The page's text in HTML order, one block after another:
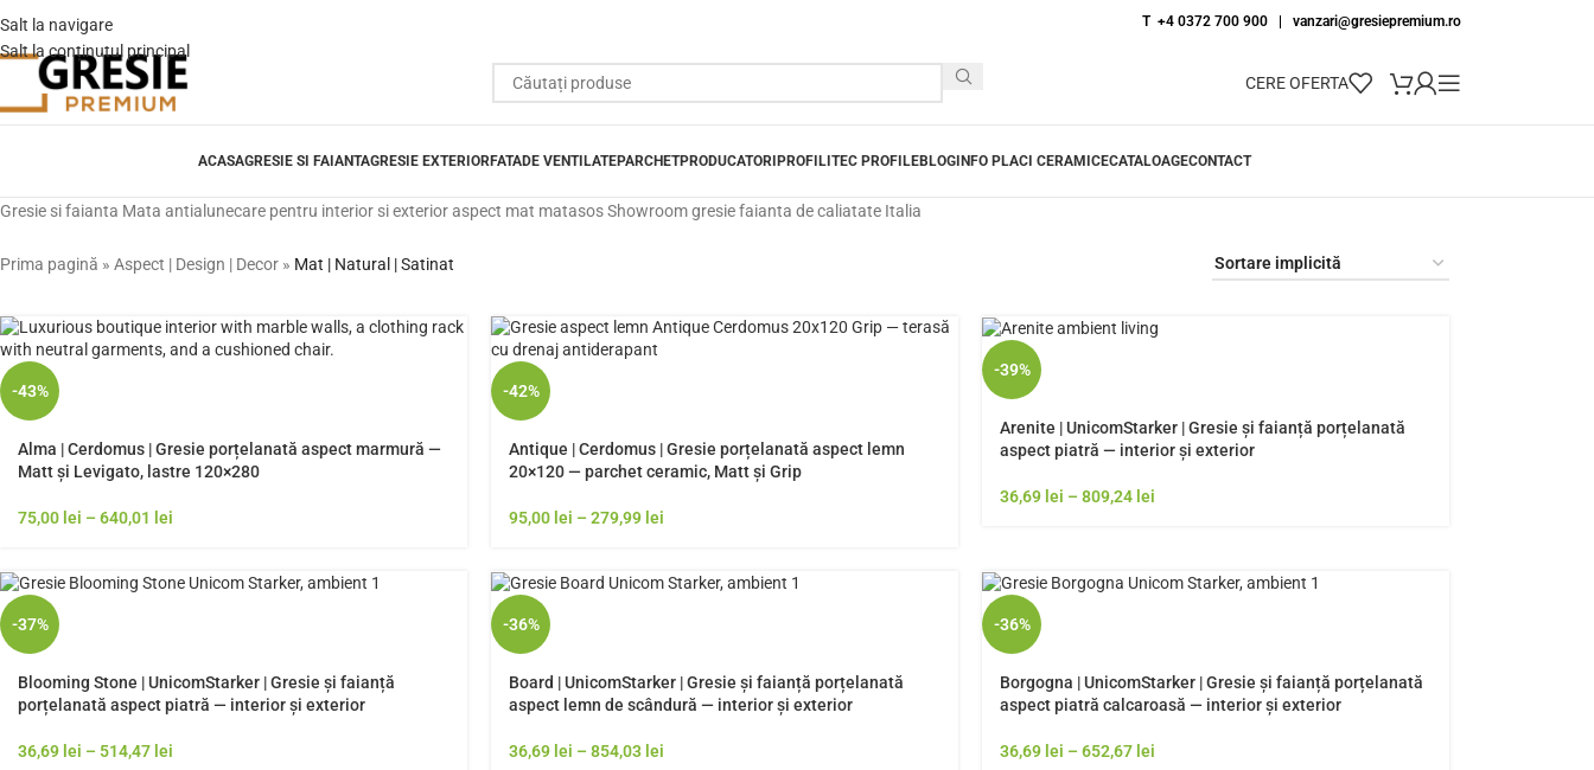
Salt la navigare
Salt la conținutul principal
T +4 0372 700 900 | vanzari@gresiepremium.ro
CERE OFERTA
ACASAGRESIE SI FAIANTAGRESIE EXTERIORFATADE VENTILATEPARCHETPRODUCATORI PROFILITEC PROFILEBLOG INFO PLACI CERAMICECATALOAGECONTACT
Gresie si faianta Mata antialunecare pentru interior si exterior aspect mat matasos Showroom gresie faianta de caliatate Italia
Prima pagină » Aspect | Design | Decor » Mat | Natural | Satinat
-43%
Alma | Cerdomus | Gresie porțelanată aspect marmură —
Matt și Levigato, lastre 120×280
75,00 lei – 640,01 lei
-42%
Antique | Cerdomus | Gresie porțelanată aspect lemn
20×120 — parchet ceramic, Matt și Grip
95,00 lei – 279,99 lei
-39%
Arenite | UnicomStarker | Gresie și faianță porțelanată
aspect piatră — interior și exterior
36,69 lei – 809,24 lei
-37%
Blooming Stone | UnicomStarker | Gresie și faianță
porțelanată aspect piatră — interior și exterior
36,69 lei – 514,47 lei
-36%
Board | UnicomStarker | Gresie și faianță porțelanată
aspect lemn de scândură — interior și exterior
36,69 lei – 854,03 lei
-36%
Borgogna | UnicomStarker | Gresie și faianță porțelanată
aspect piatră calcaroasă — interior și exterior
36,69 lei – 652,67 lei